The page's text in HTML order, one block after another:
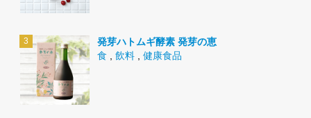
発芽ハトムギ酵素 発芽の恵
食
飲料 健康食品